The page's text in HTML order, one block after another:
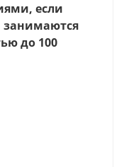
если
занимаются
до 100